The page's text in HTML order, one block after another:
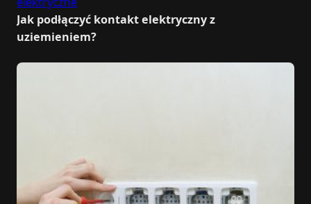
Jak podłączyć kontakt elektryczny z
uziemieniem?